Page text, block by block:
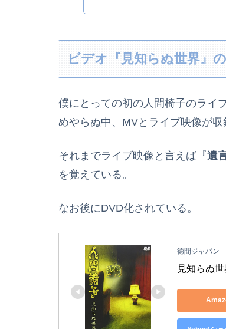
ビデオ『見知らぬ世界』
僕にとっての初の人間椅子のライ
めやらぬ中、MVとライブ映像が
それまでライブ映像と言えば『遺
を覚えている。
なお後にDVD化されている。
徳間ジャパン
見知らぬ